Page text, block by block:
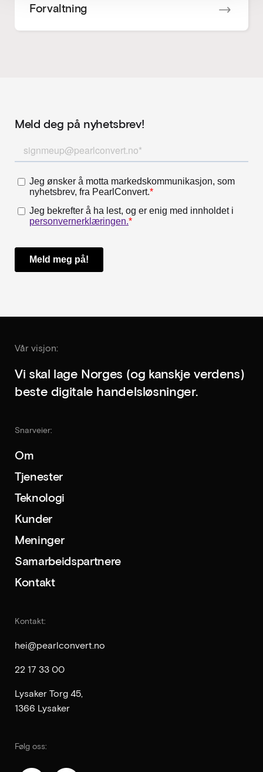
Forvaltning
Meld deg på nyhetsbrev!
Vår visjon:
Vi skal lage Norges (og kanskje verdens)
beste digitale handelsløsninger.
Snarveier:
Om
Tjenester
Teknologi
Kunder
Meninger
Samarbeidspartnere
Kontakt
Kontakt:
hei@pearlconvert.no
22 17 33 00
Lysaker Torg 45,
1366 Lysaker
Følg oss: